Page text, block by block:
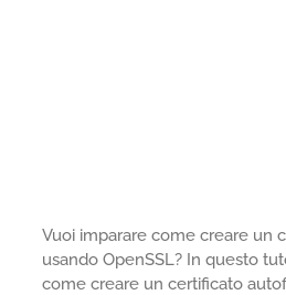
Vuoi imparare come creare un
usando OpenSSL? In questo
come creare un certificato